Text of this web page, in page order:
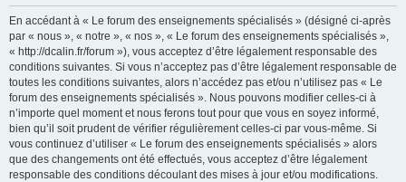
h
En accédant à « Le forum des enseignements spécialisés » (désigné ci-après
par « nous », « notre », « nos », « Le forum des enseignements spécialisés »,
« http://dcalin.fr/forum »), vous acceptez d’être légalement responsable des
conditions suivantes. Si vous n’acceptez pas d’être légalement responsable de
toutes les conditions suivantes, alors n’accédez pas et/ou n’utilisez pas « Le
forum des enseignements spécialisés ». Nous pouvons modifier celles-ci à
n’importe quel moment et nous ferons tout pour que vous en soyez informé,
bien qu’il soit prudent de vérifier régulièrement celles-ci par vous-même. Si
vous continuez d’utiliser « Le forum des enseignements spécialisés » alors
que des changements ont été effectués, vous acceptez d’être légalement
responsable des conditions découlant des mises à jour et/ou modifications.